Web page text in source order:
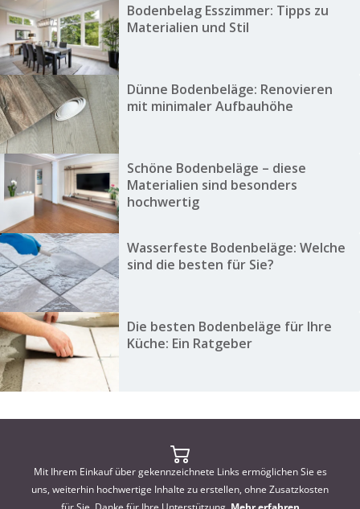
Bodenbelag Esszimmer: Tipps zu
Materialien und Stil
Dünne Bodenbeläge: Renovieren
mit minimaler Aufbauhöhe
Schöne Bodenbeläge – diese
Materialien sind besonders
hochwertig
Wasserfeste Bodenbeläge: Welche
sind die besten für Sie?
Die besten Bodenbeläge für Ihre
Küche: Ein Ratgeber
Mit Ihrem Einkauf über gekennzeichnete Links ermöglichen Sie es
uns, weiterhin hochwertige Inhalte zu erstellen, ohne Zusatzkosten